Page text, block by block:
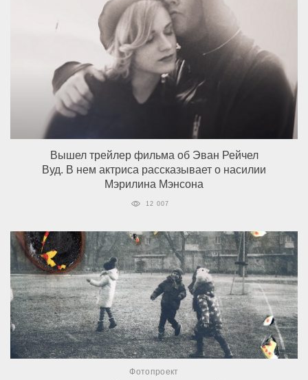
Вышел трейлер фильма об Эван Рейчел
Вуд. В нем актриса рассказывает о насилии
Мэрилина Мэнсона
12 007
Фотопроект